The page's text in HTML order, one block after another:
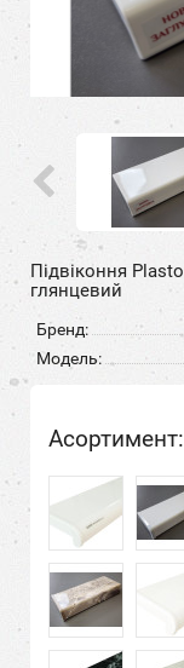
Підвіконня
глянцевий
Бренд:
Модель:
Асортимент: